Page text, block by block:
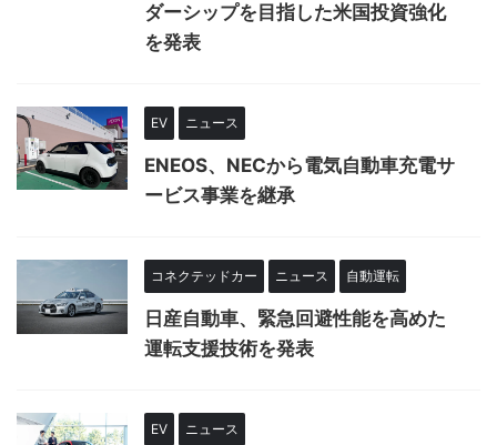
ダーシップを目指した米国投資強化
を発表
EV ニュース
ENEOS、NECから電気自動車充電サ
ービス事業を継承
コネクテッドカー ニュース 自動運転
日産自動車、緊急回避性能を高めた
運転支援技術を発表
EV ニュース